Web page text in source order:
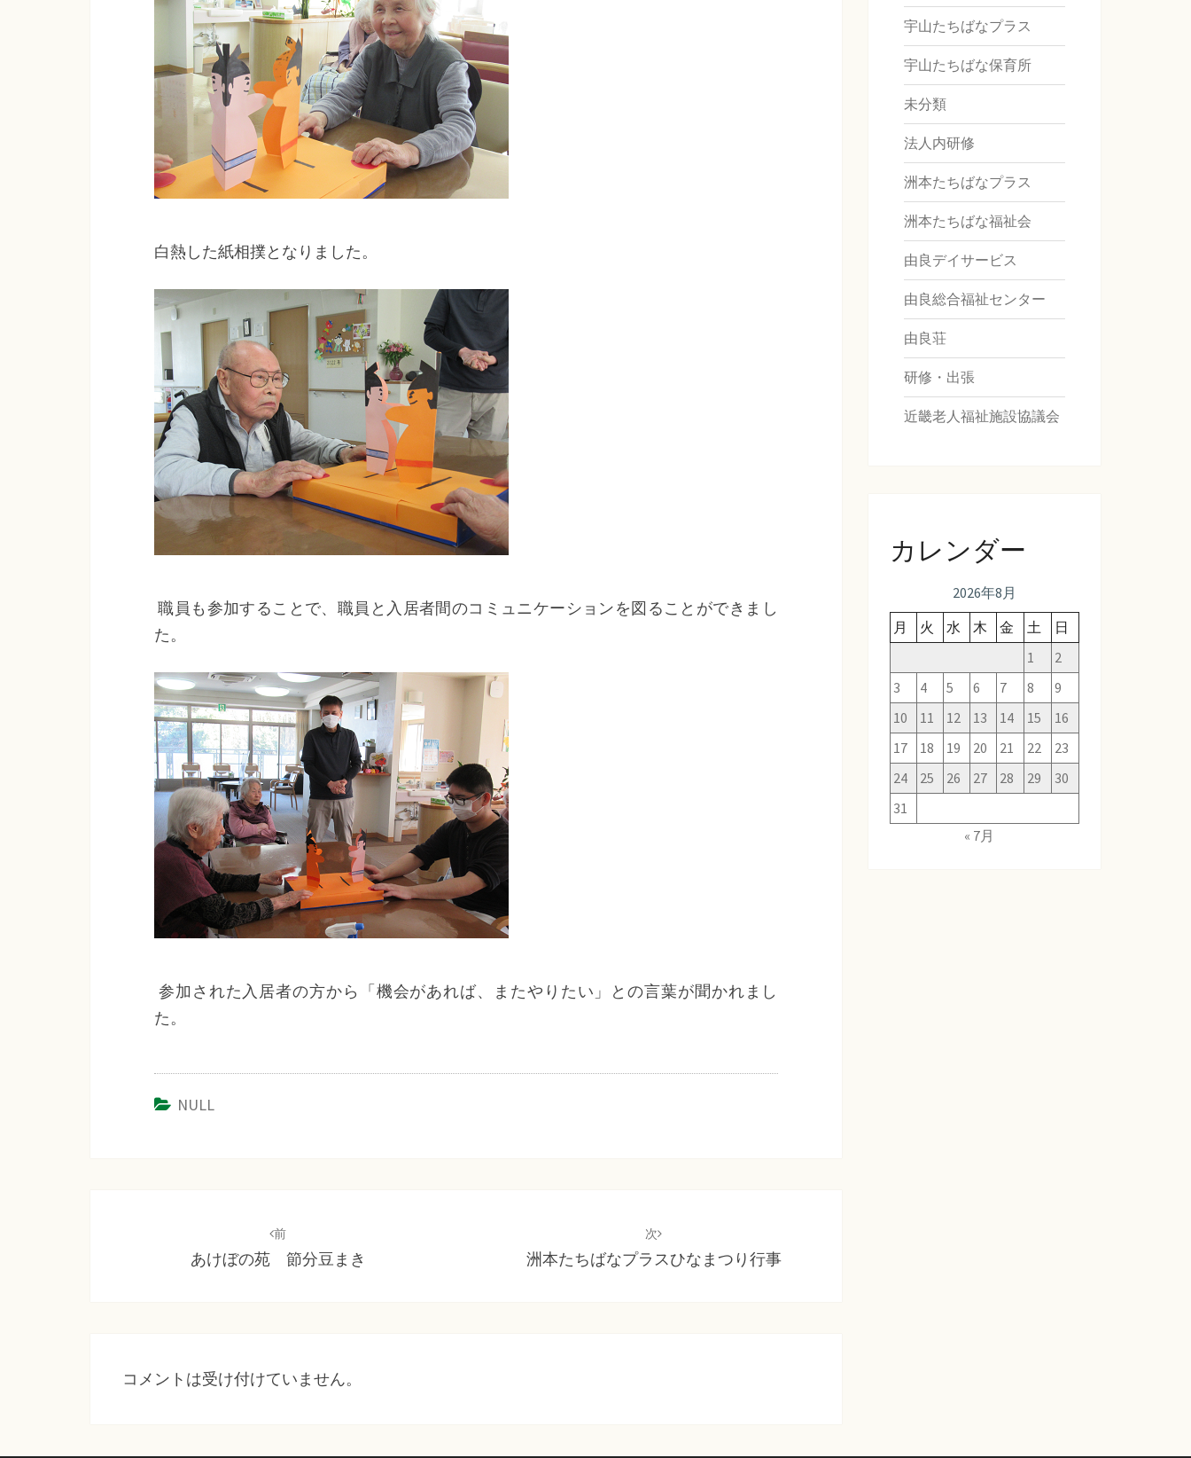
白熱した紙相撲となりました。
職員も参加することで、職員と入居者間のコミュニケーションを図ることができまし
た。
参加された入居者の方から「機会があれば、またやりたい」との言葉が聞かれまし
た。
NULL
前
あけぼの苑 節分豆まき
次
洲本たちばなプラスひなまつり行事
コメントは受け付けていません。
宇山たちばなプラス
宇山たちばな保育所
未分類
法人内研修
洲本たちばなプラス
洲本たちばな福祉会
由良デイサービス
由良総合福祉センター
由良荘
研修・出張
近畿老人福祉施設協議会
カレンダー
2026年8月
月
火 水 木 金 土
日
1
2
3
4 5 6 7 8
9
10
11 12 13 14 15
16
17
18 19 20 21 22
23
24
25 26 27 28 29
30
31
« 7月